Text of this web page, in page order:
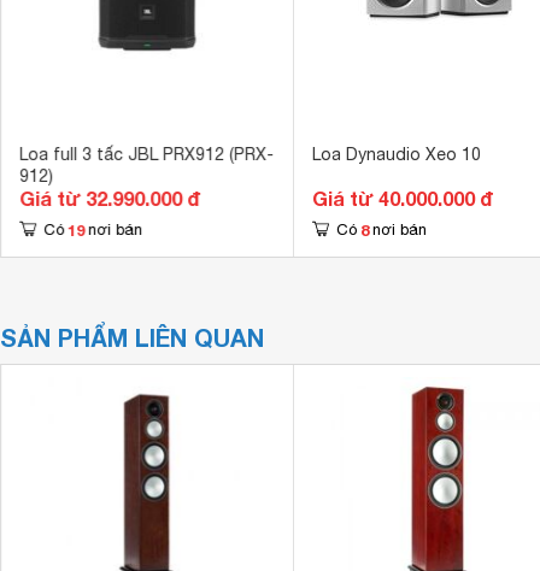
Loa full 3 tấc JBL PRX912 (PRX-
912)
Giá từ 32.990.000 đ
Có 19 nơi bán
Loa Dynaudio Xeo 10
Giá từ 40.000.000 đ
Có 8 nơi bán
SẢN PHẨM LIÊN QUAN